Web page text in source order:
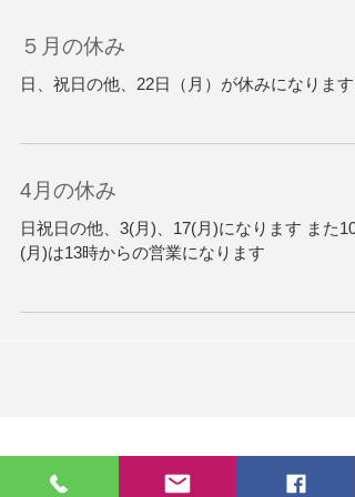
５月の休み
日、祝日の他、22日（月）が休みになります
4月の休み
日祝日の他、3(月)、17(月)になります また10
(月)は13時からの営業になります